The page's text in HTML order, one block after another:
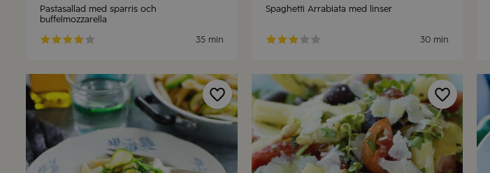
Pastasallad med sparris och
buffelmozzarella
35 min
Spaghetti Arrabiata med linser
30 min